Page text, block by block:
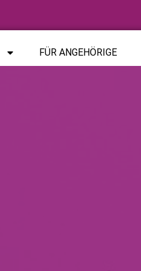
FÜR ANGEHÖRIGE